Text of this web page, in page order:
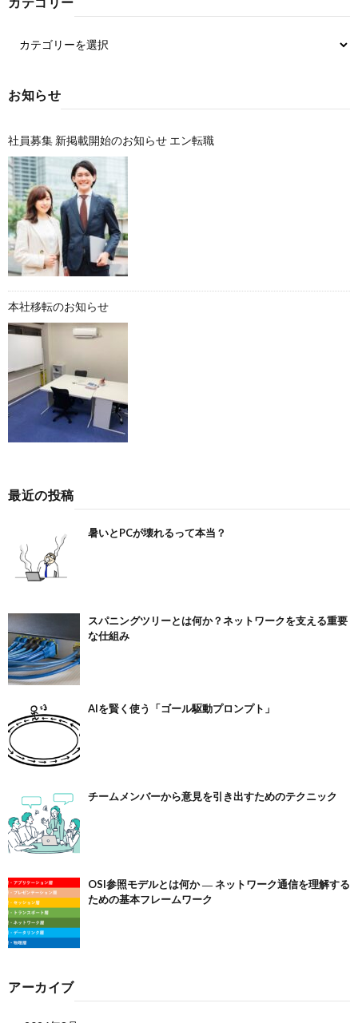
お知らせ
社員募集 新掲載開始のお知らせ エン転職
本社移転のお知らせ
最近の投稿
暑いとPCが壊れるって本当？
スパニングツリーとは何か？ネットワークを支える重要
な仕組み
AIを賢く使う「ゴール駆動プロンプト」
チームメンバーから意見を引き出すためのテクニック
OSI参照モデルとは何か ― ネットワーク通信を理解する
ための基本フレームワーク
アーカイブ